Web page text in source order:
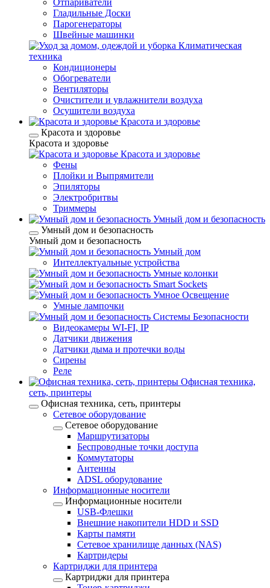
Отпариватели
Гладильные Доски
Парогенераторы
Швейные машинки
Климатическая
техника
Кондиционеры
Обогреватели
Вентиляторы
Очистители и увлажнители воздуха
Осушители воздуха
Красота и здоровье
Красота и здоровье
Красота и здоровье
Красота и здоровье
Фены
Плойки и Выпрямители
Эпиляторы
Электробритвы
Триммеры
Умный дом и безопасность
Умный дом и безопасность
Умный дом и безопасность
Умный дом
Интеллектуальные устройства
Умные колонки
Smart Sockets
Умное Освещение
Умные лампочки
Системы Безопасности
Видеокамеры WI-FI, IP
Датчики движения
Датчики дыма и протечки воды
Сирены
Реле
Офисная техника,
cеть, принтеры
Офисная техника, cеть, принтеры
Сетевое оборудование
Сетевое оборудование
Маршрутизаторы
Беспроводные точки доступа
Коммутаторы
Антенны
ADSL оборудование
Информационные носители
Информационные носители
USB-Флешки
Внешние накопители HDD и SSD
Карты памяти
Сетевое хранилище данных (NAS)
Картридеры
Картриджи для принтера
Картриджи для принтера